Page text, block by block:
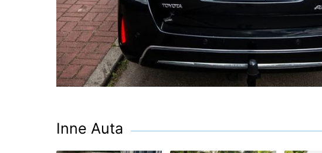
Inne Auta